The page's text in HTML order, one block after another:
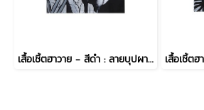
เสื้อเชิ้ตฮาวาย - สีดำ : ลายบุปผารัตติกาล